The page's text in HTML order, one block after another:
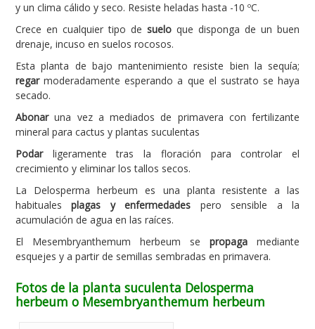
y un clima cálido y seco. Resiste heladas hasta -10 ºC.
Crece en cualquier tipo de suelo que disponga de un buen
drenaje, incuso en suelos rocosos.
Esta planta de bajo mantenimiento resiste bien la sequía;
regarmoderadamente esperando a que el sustrato se haya
secado.
Abonaruna vez a mediados de primavera con fertilizante
mineral para cactus y plantas suculentas
Podarligeramente tras la floración para controlar el
crecimiento y eliminar los tallos secos.
La Delosperma herbeum es una planta resistente a las
habitualesplagas y enfermedades pero sensible a la
acumulación de agua en las raíces.
El Mesembryanthemum herbeum se propaga mediante
esquejes y a partir de semillas sembradas en primavera.
Fotos de la planta suculenta Delosperma
herbeum o Mesembryanthemum herbeum